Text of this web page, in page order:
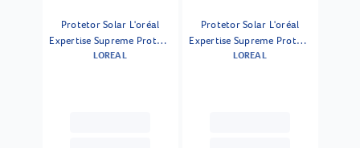
Protetor Solar L'oréal
Expertise Supreme Protect
4 Fps 70 120ml
LOREAL
Protetor Solar L'oréal
Expertise Supreme Protect
4 Fps 50 120ml
LOREAL